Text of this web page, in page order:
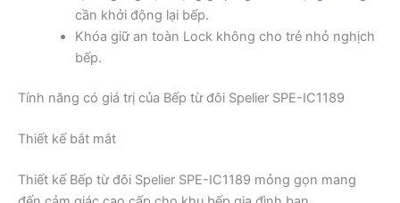
cần khởi động lại bếp.
Khóa giữ an toàn Lock không cho trẻ nhỏ nghịch
bếp.
Tính năng có giá trị của Bếp từ đôi Spelier SPE-IC1189
Thiết kế bắt mắt
Thiết kế Bếp từ đôi Spelier SPE-IC1189 mỏng gọn mang